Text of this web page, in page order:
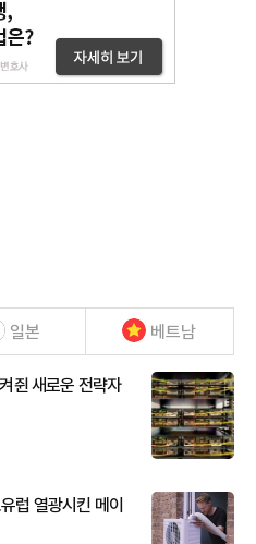
일본 베트남
쥔 새로운 전략자
럽 열광시킨 메이